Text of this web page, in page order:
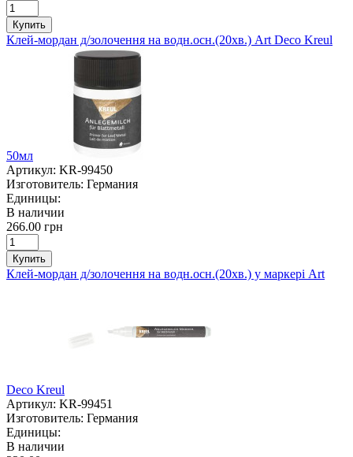
Купить
Клей-мордан д/золочення на водн.осн.(20хв.) Art Deco Kreul
50мл
Артикул: KR-99450
Изготовитель: Германия
Единицы:
В наличии
266.00 грн
Купить
Клей-мордан д/золочення на водн.осн.(20хв.) у маркері Art
Deco Kreul
Артикул: KR-99451
Изготовитель: Германия
Единицы:
В наличии